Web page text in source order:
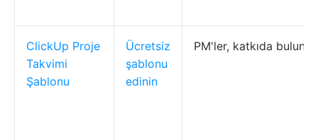
ClickUp Proje
Takvimi
Şablonu
Ücretsiz
şablonu
edinin
PM'ler, katkıda